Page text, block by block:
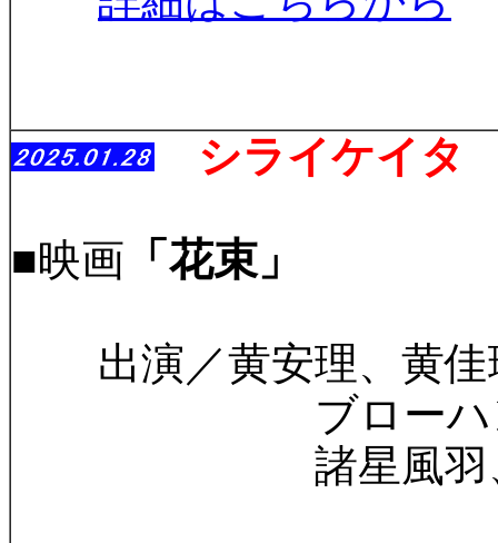
シライケイタ
■映画 「花束」
出演／黄安理、黄佳
ブローハン聡、星
諸星風羽、サラ